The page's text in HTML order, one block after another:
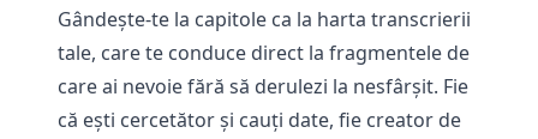
Gândește-te la capitole ca la harta transcrierii
tale, care te conduce direct la fragmentele de
care ai nevoie fără să derulezi la nesfârșit. Fie
că ești cercetător și cauți date, fie creator de